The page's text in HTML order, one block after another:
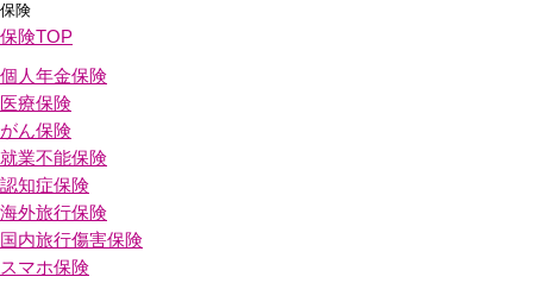
保険
保険TOP
個人年金保険
医療保険
がん保険
就業不能保険
認知症保険
海外旅行保険
国内旅行傷害保険
スマホ保険